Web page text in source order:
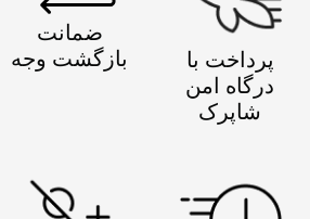
پرداخت با
درگاه امن
شاپرک
ضمانت
بازگشت وجه